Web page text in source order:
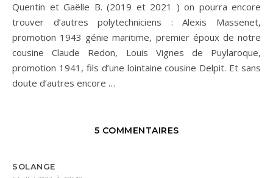
Quentin et Gaëlle B. (2019 et 2021 ) on pourra encore
trouver d’autres polytechniciens : Alexis Massenet,
promotion 1943 génie maritime, premier époux de notre
cousine Claude Redon, Louis Vignes de Puylaroque,
promotion 1941, fils d’une lointaine cousine Delpit. Et sans
doute d’autres encore …
5 COMMENTAIRES
SOLANGE